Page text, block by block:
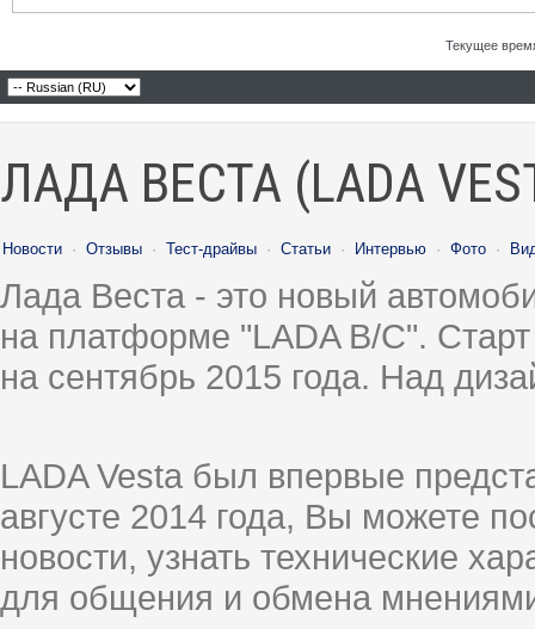
Текущее
ЛАДА ВЕСТА (LADA
Новости · Отзывы · Тест-драйвы · Статьи · Интервью · Фото ·
Лада Веста - это новый
на платформе "LADA B/C".
на сентябрь 2015 года. Над
LADA Vesta был впервые
августе 2014 года, Вы можете
новости, узнать технические
для общения и обмена